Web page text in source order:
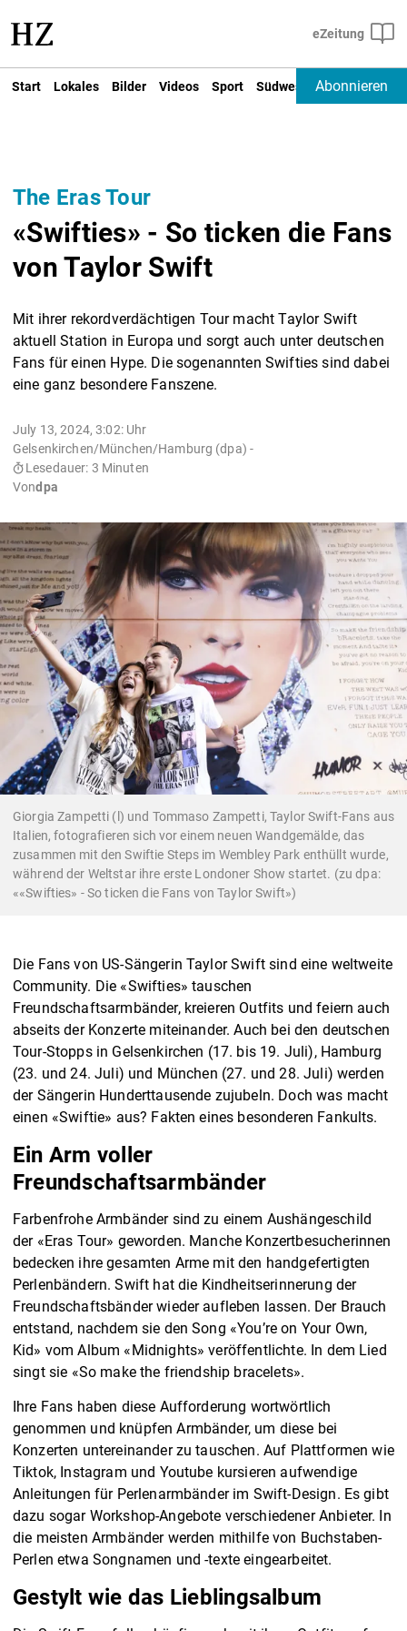
Start Lokales Bilder Videos Sport Südwest Deutschland
Abonnieren
The Eras Tour
«Swifties» - So ticken die Fans
von Taylor Swift
Mit ihrer rekordverdächtigen Tour macht Taylor Swift
aktuell Station in Europa und sorgt auch unter deutschen
Fans für einen Hype. Die sogenannten Swifties sind dabei
eine ganz besondere Fanszene.
July 13, 2024, 3:02: Uhr
Gelsenkirchen/München/Hamburg (dpa) -
Lesedauer: 3 Minuten
Vondpa
Giorgia Zampetti (l) und Tommaso Zampetti, Taylor Swift-Fans aus
Italien, fotografieren sich vor einem neuen Wandgemälde, das
zusammen mit den Swiftie Steps im Wembley Park enthüllt wurde,
während der Weltstar ihre erste Londoner Show startet. (zu dpa:
««Swifties» - So ticken die Fans von Taylor Swift»)
Die Fans von US-Sängerin Taylor Swift sind eine weltweite
Community. Die «Swifties» tauschen
Freundschaftsarmbänder, kreieren Outfits und feiern auch
abseits der Konzerte miteinander. Auch bei den deutschen
Tour-Stopps in Gelsenkirchen (17. bis 19. Juli), Hamburg
(23. und 24. Juli) und München (27. und 28. Juli) werden
der Sängerin Hunderttausende zujubeln. Doch was macht
einen «Swiftie» aus? Fakten eines besonderen Fankults.
Ein Arm voller
Freundschaftsarmbänder
Farbenfrohe Armbänder sind zu einem Aushängeschild
der «Eras Tour» geworden. Manche Konzertbesucherinnen
bedecken ihre gesamten Arme mit den handgefertigten
Perlenbändern. Swift hat die Kindheitserinnerung der
Freundschaftsbänder wieder aufleben lassen. Der Brauch
entstand, nachdem sie den Song «You’re on Your Own,
Kid» vom Album «Midnights» veröffentlichte. In dem Lied
singt sie «So make the friendship bracelets».
Ihre Fans haben diese Aufforderung wortwörtlich
genommen und knüpfen Armbänder, um diese bei
Konzerten untereinander zu tauschen. Auf Plattformen wie
Tiktok, Instagram und Youtube kursieren aufwendige
Anleitungen für Perlenarmbänder im Swift-Design. Es gibt
dazu sogar Workshop-Angebote verschiedener Anbieter. In
die meisten Armbänder werden mithilfe von Buchstaben-
Perlen etwa Songnamen und -texte eingearbeitet.
Gestylt wie das Lieblingsalbum